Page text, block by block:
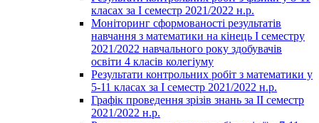
класах за І семестр 2021/2022 н.р.
Моніторинг сформованості результатів
навчання з математики на кінець І семестру
2021/2022 навчального року здобувачів
освіти 4 класів колегіуму
Результати контрольних робіт з математики у
5-11 класах за І семестр 2021/2022 н.р.
Графік проведення зрізів знань за ІІ семестр
2021/2022 н.р.